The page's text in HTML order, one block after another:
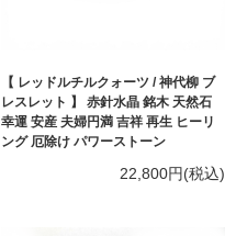
【 レッドルチルクォーツ / 神代柳 ブ
レスレット 】 赤針水晶 銘木 天然石
幸運 安産 夫婦円満 吉祥 再生 ヒーリ
ング 厄除け パワーストーン
22,800円(税込)